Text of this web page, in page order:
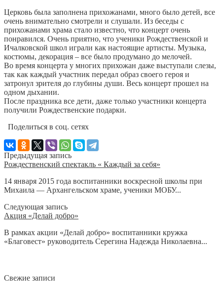
Церковь была заполнена прихожанами, много было детей, все
очень внимательно смотрели и слушали. Из беседы с
прихожанами храма стало известно, что концерт очень
понравился. Очень приятно, что ученики Рождественской и
Ичалковской школ играли как настоящие артисты. Музыка,
костюмы, декорация – все было продумано до мелочей.
Во время концерта у многих прихожан даже выступали слезы,
так как каждый участник передал образ своего героя и
затронул зрителя до глубины души. Весь концерт прошел на
одном дыхании.
После праздника все дети, даже только участники концерта
получили Рождественские подарки.
Поделиться в соц. сетях
Предыдущая запись
Рождественский спектакль « Каждый за себя»
14 января 2015 года воспитанники воскресной школы при
Михаила — Архангельском храме, ученики МОБУ...
Следующая запись
Акция «Делай добро»
В рамках акции «Делай добро» воспитанники кружка
«Благовест» руководитель Серегина Надежда Николаевна...
Свежие записи